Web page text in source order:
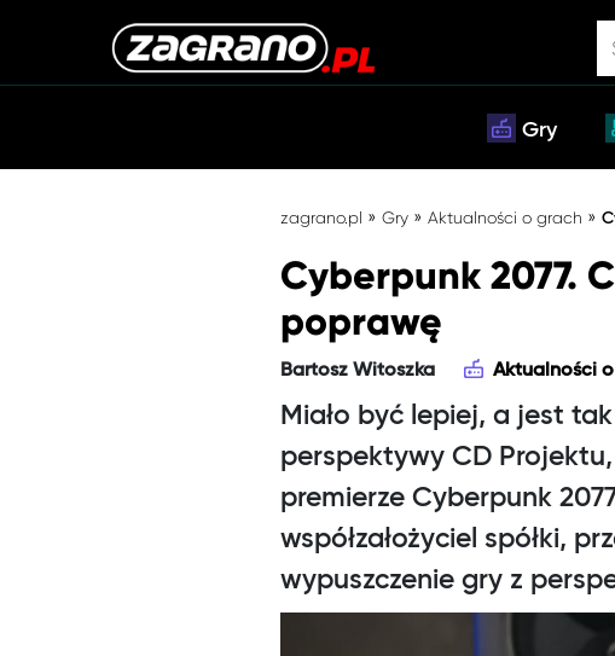
Gry
zagrano.pl » Gry » Aktualności o grach »
Cyberpunk 2077.
poprawę
Bartosz Witoszka Aktualności
Miało być lepiej, a jest
perspektywy CD
premierze Cyberpunk
współzałożyciel spółki,
wypuszczenie gry z